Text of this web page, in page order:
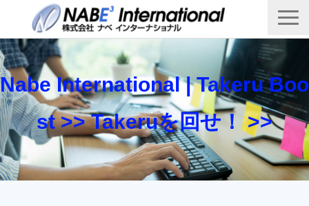
製品・サービス一覧
Takeru Boost 技術情報ブログ
会社概要
お問い合わせ
Nabe International | Takeru Boo
st >> Takeruを回せ！ >>